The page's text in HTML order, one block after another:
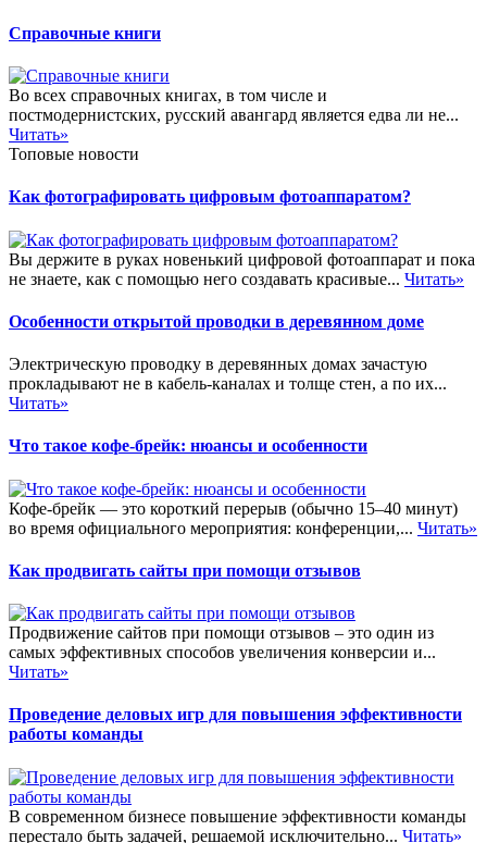
Справочные книги
Во всех справочных книгах, в том числе и
постмодернистских, русский авангард является едва ли не...
Читать»
Топовые новости
Как фотографировать цифровым фотоаппаратом?
Вы держите в руках новенький цифровой фотоаппарат и пока
не знаете, как с помощью него создавать красивые... Читать»
Особенности открытой проводки в деревянном доме
Электрическую проводку в деревянных домах зачастую
прокладывают не в кабель-каналах и толще стен, а по их...
Читать»
Что такое кофе-брейк: нюансы и особенности
Кофе-брейк — это короткий перерыв (обычно 15–40 минут)
во время официального мероприятия: конференции,... Читать»
Как продвигать сайты при помощи отзывов
Продвижение сайтов при помощи отзывов – это один из
самых эффективных способов увеличения конверсии и...
Читать»
Проведение деловых игр для повышения эффективности
работы команды
В современном бизнесе повышение эффективности команды
перестало быть задачей, решаемой исключительно... Читать»